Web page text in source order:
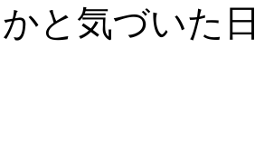
と気づいた日